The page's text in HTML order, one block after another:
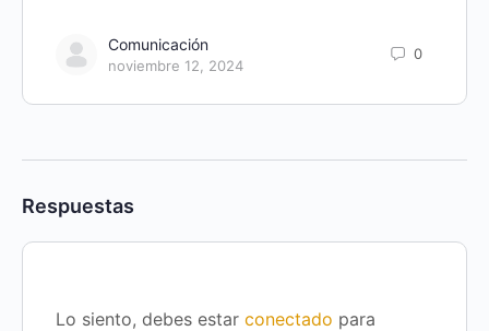
Comunicación
noviembre 12, 2024
0
Respuestas
Lo siento, debes estar conectado para